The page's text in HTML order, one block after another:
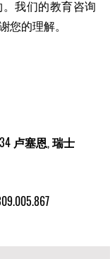
我们的教育咨询
您的理解。
卢塞恩, 瑞士